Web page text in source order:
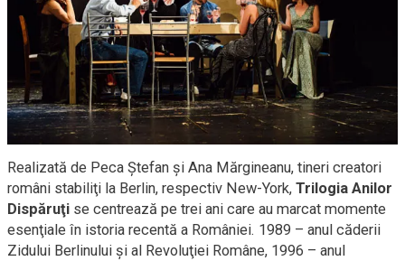
Realizată de Peca Ştefan şi Ana Mărgineanu, tineri creatori
români stabiliţi la Berlin, respectiv New-York, Trilogia Anilor
Dispăruţi se centrează pe trei ani care au marcat momente
esenţiale în istoria recentă a României. 1989 – anul căderii
Zidului Berlinului şi al Revoluţiei Române, 1996 – anul